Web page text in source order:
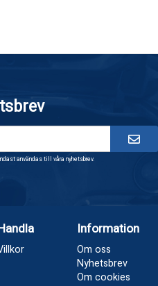
användas till våra nyhetsbrev.
Information
Om oss
Nyhetsbrev
Om cookies